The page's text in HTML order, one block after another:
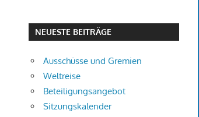
NEUESTE BEITRÄGE
Ausschüsse und Gremien
Weltreise
Beteiligungsangebot
Sitzungskalender